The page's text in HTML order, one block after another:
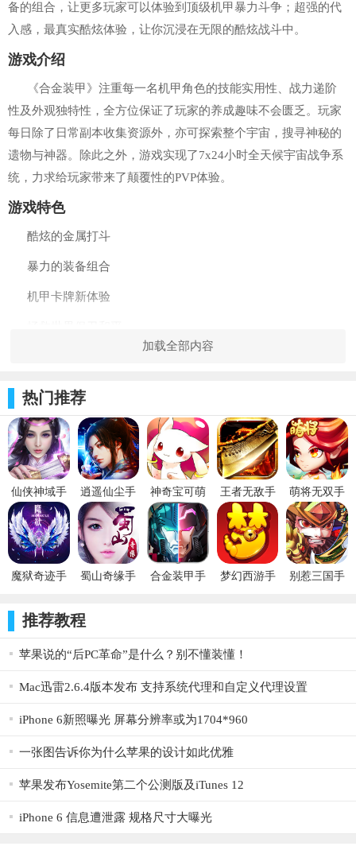
备的组合，让更多玩家可以体验到顶级机甲暴力斗争；超强的代
入感，最真实酷炫体验，让你沉浸在无限的酷炫战斗中。
游戏介绍
《合金装甲》注重每一名机甲角色的技能实用性、战力递阶
性及外观独特性，全方位保证了玩家的养成趣味不会匮乏。玩家
每日除了日常副本收集资源外，亦可探索整个宇宙，搜寻神秘的
遗物与神器。除此之外，游戏实现了7x24小时全天候宇宙战争系
统，力求给玩家带来了颠覆性的PVP体验。
游戏特色
酷炫的金属打斗
暴力的装备组合
机甲卡牌新体验
合金装甲火种系统
火种系统主要用于提升阵容上角色的属性加成。通过在每个
技能中注入相应的能量，就可以提升技能的等级。能量根据时间
来自动回复，每3分钟回复1点，也可通过消耗钻石直接购买能
量。能量上限和玩家的VIP等级有关。
火种分为支援火种、战斗火种和能量火种三种。每类火种对
应的职业类型不同，相应火种的技能只可以提升相应职业类型角
色的属性。技能和阶位达到相应的等级后，就可以学习更高阶的
技能。阶位可通过完成星战任务提升。
合金装甲竞技场
《合金装甲》热血竞技场系统来袭，由小编来给大家简单介
绍一下
加载全部内容
热门推荐
仙侠神域手
游iOS版
逍遥仙尘手
游iOS版
神奇宝可萌
手游iOS版
王者无敌手
游iOS版
萌将无双手
游iOS版
魔狱奇迹手
蜀山奇缘手
合金装甲手
梦幻西游手
别惹三国手
推荐教程
苹果说的“后PC革命”是什么？别不懂装懂！
Mac迅雷2.6.4版本发布 支持系统代理和自定义代理设置
iPhone 6新照曝光 屏幕分辨率或为1704*960
一张图告诉你为什么苹果的设计如此优雅
苹果发布Yosemite第二个公测版及iTunes 12
iPhone 6 信息遭泄露 规格尺寸大曝光